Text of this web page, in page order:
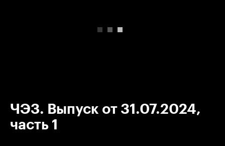
ЧЭЗ. Выпуск от 31.07.2024,
часть 1